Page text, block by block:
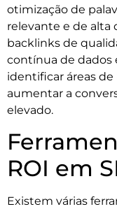
otimização de
relevante e de alta
backlinks de
contínua de dados
identificar áreas
aumentar a
elevado.
ROI em
Existem várias